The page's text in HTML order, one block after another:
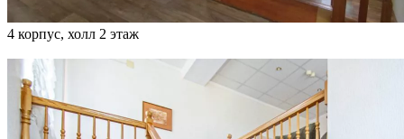
4 корпус, холл 2 этаж